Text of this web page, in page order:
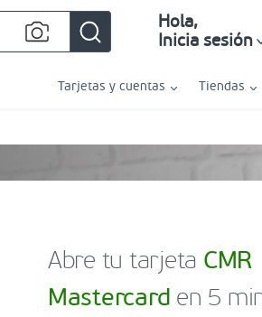
Hola,
Inicia sesión
Tarjetas y cuentas Tiendas
Abre tu tarjeta CMR
Mastercard en 5